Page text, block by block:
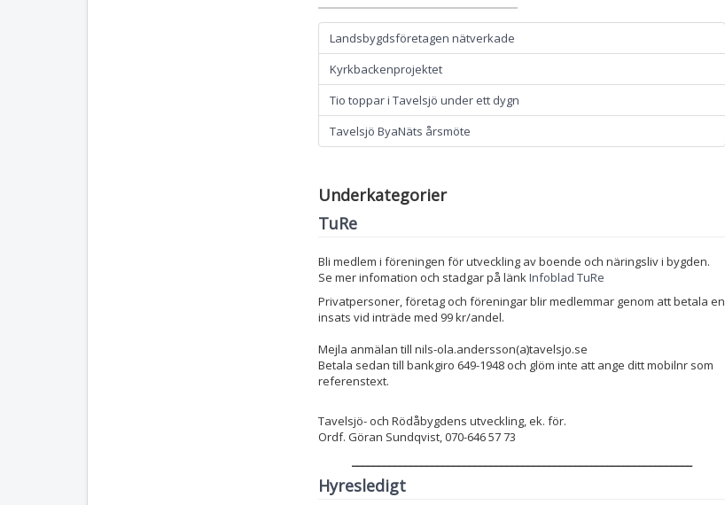
Landsbygdsföretagen nätverkade
Kyrkbackenprojektet
Tio toppar i Tavelsjö under ett dygn
Tavelsjö ByaNäts årsmöte
Underkategorier
TuRe
Bli medlem i föreningen för utveckling av boende och näringsliv i bygden.
Se mer infomation och stadgar på länkInfoblad TuRe
Privatpersoner, företag och föreningar blir medlemmar genom att betala en
insats vid inträde med 99 kr/andel.
Mejla anmälan till nils-ola.andersson(a)tavelsjo.se
Betala sedan till bankgiro 649-1948 och glöm inte att ange ditt mobilnr som
referenstext.
Tavelsjö- och Rödåbygdens utveckling, ek. för.
Ordf. Göran Sundqvist, 070-646 57 73
Hyresledigt